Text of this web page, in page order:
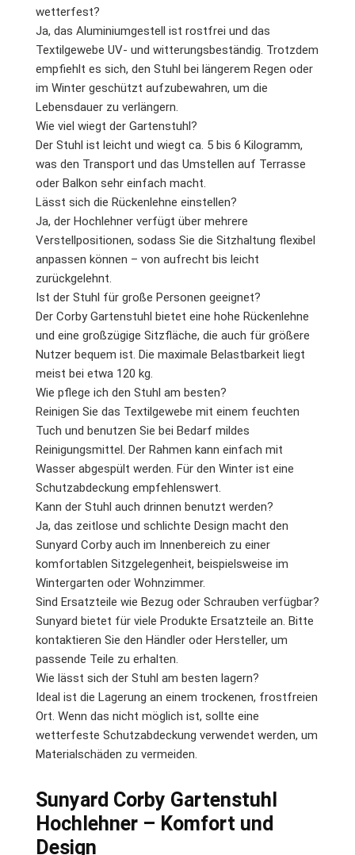
wetterfest?
Ja, das Aluminiumgestell ist rostfrei und das
Textilgewebe UV- und witterungsbeständig. Trotzdem
empfiehlt es sich, den Stuhl bei längerem Regen oder
im Winter geschützt aufzubewahren, um die
Lebensdauer zu verlängern.
Wie viel wiegt der Gartenstuhl?
Der Stuhl ist leicht und wiegt ca. 5 bis 6 Kilogramm,
was den Transport und das Umstellen auf Terrasse
oder Balkon sehr einfach macht.
Lässt sich die Rückenlehne einstellen?
Ja, der Hochlehner verfügt über mehrere
Verstellpositionen, sodass Sie die Sitzhaltung flexibel
anpassen können – von aufrecht bis leicht
zurückgelehnt.
Ist der Stuhl für große Personen geeignet?
Der Corby Gartenstuhl bietet eine hohe Rückenlehne
und eine großzügige Sitzfläche, die auch für größere
Nutzer bequem ist. Die maximale Belastbarkeit liegt
meist bei etwa 120 kg.
Wie pflege ich den Stuhl am besten?
Reinigen Sie das Textilgewebe mit einem feuchten
Tuch und benutzen Sie bei Bedarf mildes
Reinigungsmittel. Der Rahmen kann einfach mit
Wasser abgespült werden. Für den Winter ist eine
Schutzabdeckung empfehlenswert.
Kann der Stuhl auch drinnen benutzt werden?
Ja, das zeitlose und schlichte Design macht den
Sunyard Corby auch im Innenbereich zu einer
komfortablen Sitzgelegenheit, beispielsweise im
Wintergarten oder Wohnzimmer.
Sind Ersatzteile wie Bezug oder Schrauben verfügbar?
Sunyard bietet für viele Produkte Ersatzteile an. Bitte
kontaktieren Sie den Händler oder Hersteller, um
passende Teile zu erhalten.
Wie lässt sich der Stuhl am besten lagern?
Ideal ist die Lagerung an einem trockenen, frostfreien
Ort. Wenn das nicht möglich ist, sollte eine
wetterfeste Schutzabdeckung verwendet werden, um
Materialschäden zu vermeiden.
Sunyard Corby Gartenstuhl
Hochlehner – Komfort und
Design